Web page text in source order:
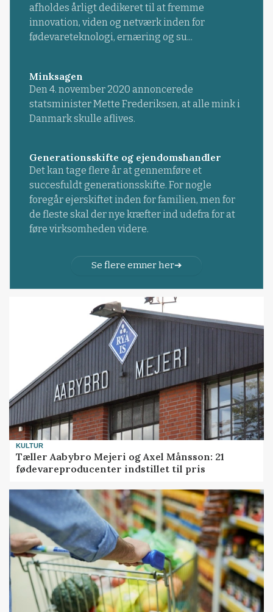
afholdes årligt dedikeret til at fremme
innovation, viden og netværk inden for
fødevareteknologi, ernæring og su...
Minksagen
Den 4. november 2020 annoncerede
statsminister Mette Frederiksen, at alle mink i
Danmark skulle aflives.
Generationsskifte og ejendomshandler
Det kan tage flere år at gennemføre et
succesfuldt generationsskifte. For nogle
foregår ejerskiftet inden for familien, men for
de fleste skal der nye kræfter ind udefra for at
føre virksomheden videre.
Se flere emner her
KULTUR
Tæller Aabybro Mejeri og Axel Månsson: 21
fødevareproducenter indstillet til pris